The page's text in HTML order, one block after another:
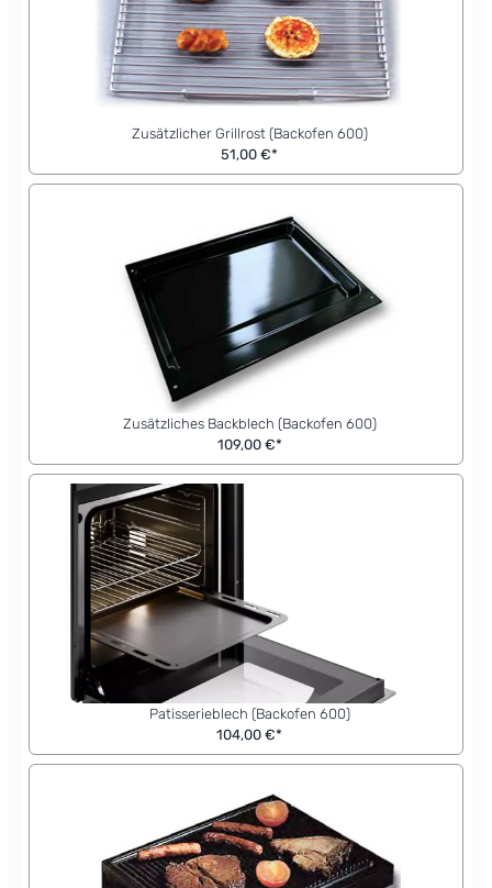
Zusätzlicher Grillrost (Backofen 600)
51,00 €*
Zusätzliches Backblech (Backofen 600)
109,00 €*
Patisserieblech (Backofen 600)
104,00 €*